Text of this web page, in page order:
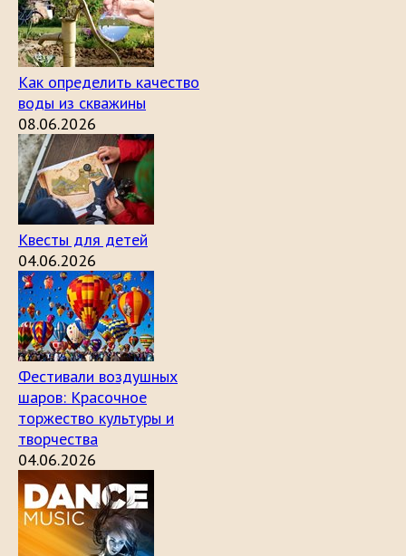
Как определить качество
воды из скважины
08.06.2026
Квесты для детей
04.06.2026
Фестивали воздушных
шаров: Красочное
торжество культуры и
творчества
04.06.2026